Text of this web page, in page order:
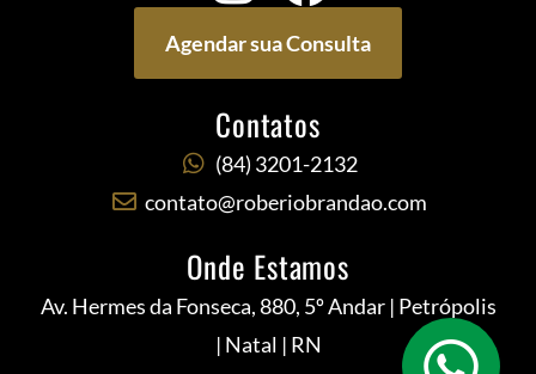
Agendar sua Consulta
Contatos
(84) 3201-2132
contato@roberiobrandao.com
Onde Estamos
Av. Hermes da Fonseca, 880, 5º Andar | Petrópolis
| Natal | RN